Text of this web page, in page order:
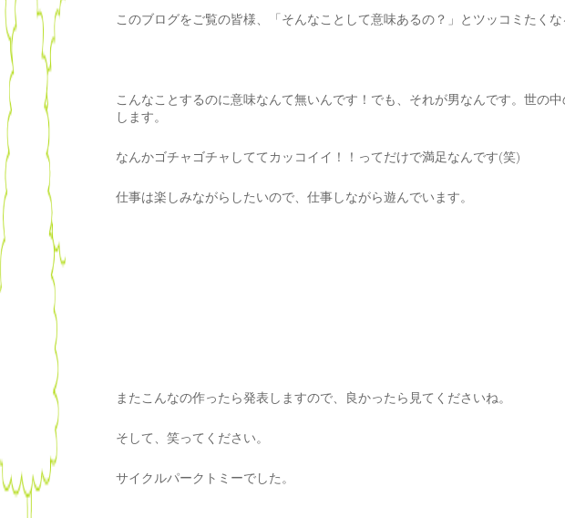
このブログをご覧の皆様、「そんなことして意味あるの？」とツッコミたくな
こんなことするのに意味なんて無いんです！でも、それが男なんです。世の
します。
なんかゴチャゴチャしててカッコイイ！！ってだけで満足なんです(笑)
仕事は楽しみながらしたいので、仕事しながら遊んでいます。
またこんなの作ったら発表しますので、良かったら見てくださいね。
そして、笑ってください。
サイクルパークトミーでした。